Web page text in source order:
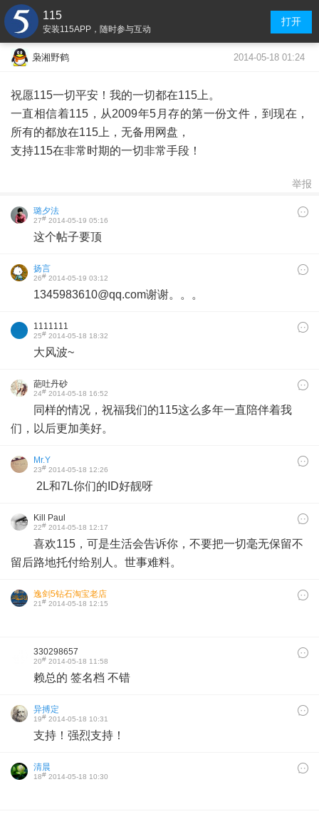
115
安装115APP，随时参与互动
打开
枭湘野鹤 2014-05-18 01:24
祝愿115一切平安！我的一切都在115上。
一直相信着115，从2009年5月存的第一份文件，到现在，
所有的都放在115上，无备用网盘，
支持115在非常时期的一切非常手段！
举报
璐夕法
27# 2014-05-19 05:16
这个帖子要顶
扬言
26# 2014-05-19 03:12
1345983610@qq.com谢谢。。。
1111111
25# 2014-05-18 18:32
大风波~
葩吐丹砂
24# 2014-05-18 16:52
同样的情况，祝福我们的115这么多年一直陪伴着我
们，以后更加美好。
Mr.Y
23# 2014-05-18 12:26
2L和7L你们的ID好靓呀
Kill Paul
22# 2014-05-18 12:17
喜欢115，可是生活会告诉你，不要把一切毫无保留不
留后路地托付给别人。世事难料。
逸剑5钻石淘宝老店
21# 2014-05-18 12:15
330298657
20# 2014-05-18 11:58
赖总的 签名档 不错
异搏定
19# 2014-05-18 10:31
支持！强烈支持！
清晨
18# 2014-05-18 10:30